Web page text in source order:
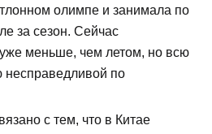
олимпе и занимала по
за сезон. Сейчас
меньше, чем летом, но всю
несправедливой по
с тем, что в Китае